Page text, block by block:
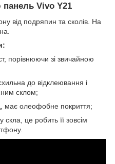
панель Vivo Y21
від подряпин та сколів. На
порівнюючи зі звичайною
до відклеювання і
склом;
має олеофобне покриття;
це робить її зовсім